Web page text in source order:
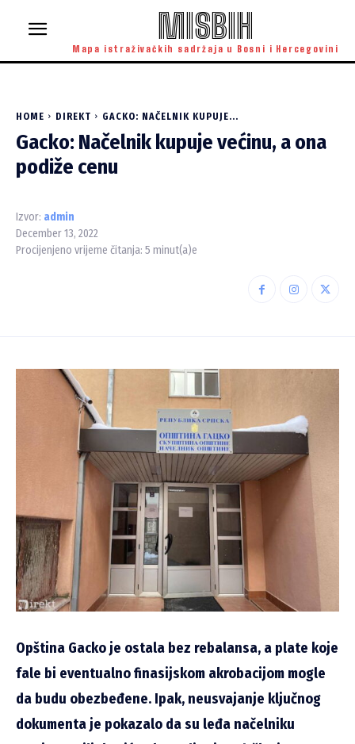
MISBIH
Mapa istraživačkih sadržaja u Bosni i Hercegovini
HOME DIREKT GACKO: NAČELNIK KUPUJE...
Gacko: Načelnik kupuje većinu, a ona
podiže cenu
Izvor: admin
December 13, 2022
Procijenjeno vrijeme čitanja: 5 minut(a)e
Opština Gacko je ostala bez rebalansa, a plate koje
fale bi eventualno finasijskom akrobacijom mogle
da budu obezbeđene. Ipak, neusvajanje ključnog
dokumenta je pokazalo da su leđa načelniku